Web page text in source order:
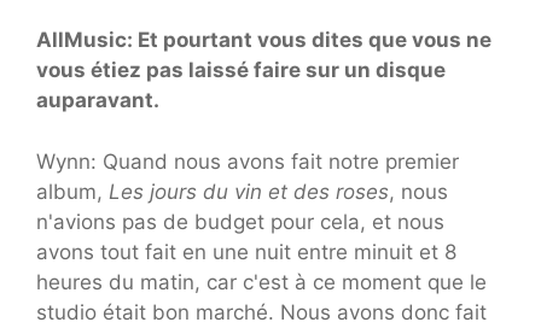
AllMusic: Et pourtant vous dites que vous ne
vous étiez pas laissé faire sur un disque
auparavant.
Wynn: Quand nous avons fait notre premier
album, Les jours du vin et des roses, nous
n'avions pas de budget pour cela, et nous
avons tout fait en une nuit entre minuit et 8
heures du matin, car c'est à ce moment que le
studio était bon marché. Nous avons donc fait